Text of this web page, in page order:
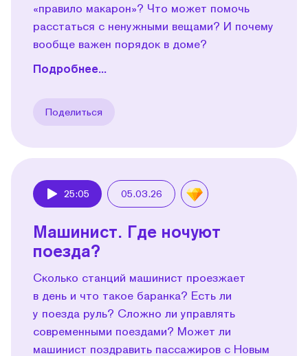
«правило макарон»? Что может помочь
расстаться с ненужными вещами? И почему
вообще важен порядок в доме?
Подробнее...
Поделиться
25:05 05.03.26
Машинист. Где ночуют
поезда?
Сколько станций машинист проезжает
в день и что такое баранка? Есть ли
у поезда руль? Сложно ли управлять
современными поездами? Может ли
машинист поздравить пассажиров с Новым